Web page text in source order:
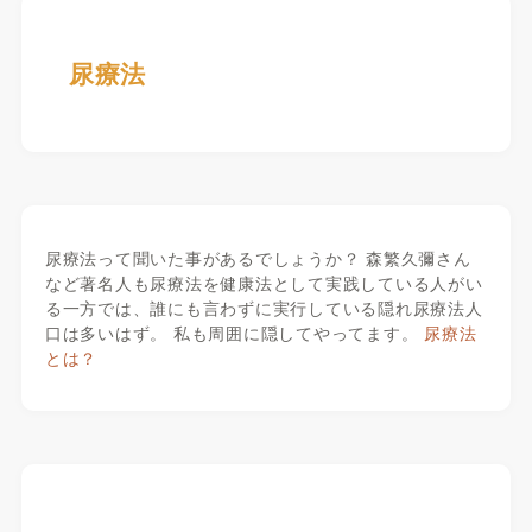
尿療法
尿療法って聞いた事があるでしょうか？ 森繁久彌さん
など著名人も尿療法を健康法として実践している人がい
る一方では、誰にも言わずに実行している隠れ尿療法人
口は多いはず。 私も周囲に隠してやってます。 尿療法
とは？